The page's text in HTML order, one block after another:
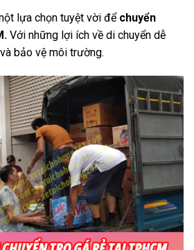
lựa chọn tuyệt vời để chuyển
Với những lợi ích về di chuyển dễ
bảo vệ môi trường.